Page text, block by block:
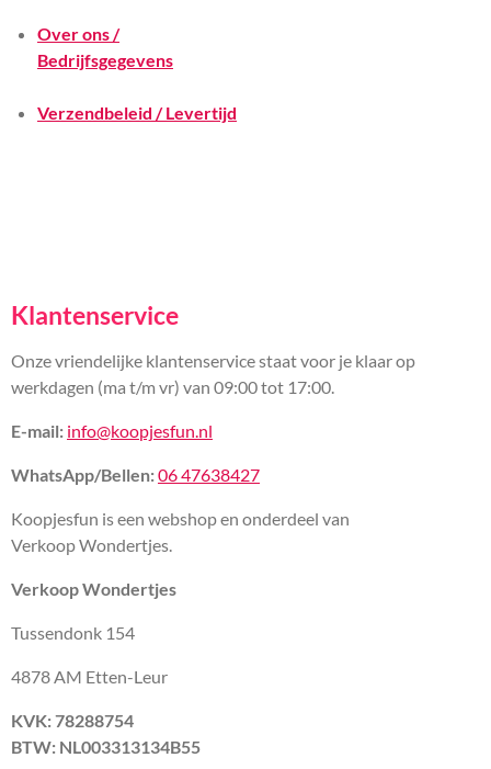
Over ons /
Bedrijfsgegevens
Verzendbeleid / Levertijd
Klantenservice
Onze vriendelijke klantenservice staat voor je klaar op
werkdagen (ma t/m vr) van 09:00 tot 17:00.
E-mail: info@koopjesfun.nl
WhatsApp/Bellen:06 47638427
Koopjesfun is een webshop en onderdeel van
Verkoop Wondertjes.
Verkoop Wondertjes
Tussendonk 154
4878 AM Etten-Leur
KVK: 78288754
BTW: NL003313134B55